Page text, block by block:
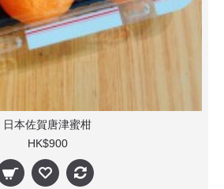
日本佐賀唐津蜜柑
HK$900